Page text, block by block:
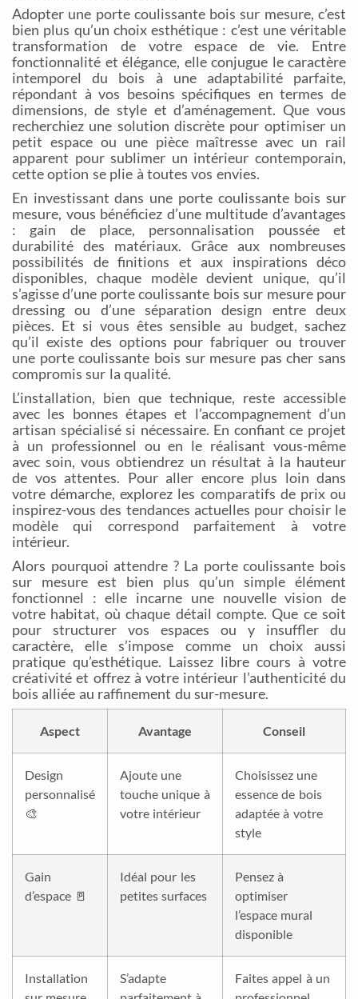
Adopter une porte coulissante bois sur mesure, c’est
bien plus qu’un choix esthétique : c’est une véritable
transformation de votre espace de vie. Entre
fonctionnalité et élégance, elle conjugue le caractère
intemporel du bois à une adaptabilité parfaite,
répondant à vos besoins spécifiques en termes de
dimensions, de style et d’aménagement. Que vous
recherchiez une solution discrète pour optimiser un
petit espace ou une pièce maîtresse avec un rail
apparent pour sublimer un intérieur contemporain,
cette option se plie à toutes vos envies.
En investissant dans une porte coulissante bois sur
mesure, vous bénéficiez d’une multitude d’avantages
: gain de place, personnalisation poussée et
durabilité des matériaux. Grâce aux nombreuses
possibilités de finitions et aux inspirations déco
disponibles, chaque modèle devient unique, qu’il
s’agisse d’une porte coulissante bois sur mesure pour
dressing ou d’une séparation design entre deux
pièces. Et si vous êtes sensible au budget, sachez
qu’il existe des options pour fabriquer ou trouver
une porte coulissante bois sur mesure pas cher sans
compromis sur la qualité.
L’installation, bien que technique, reste accessible
avec les bonnes étapes et l’accompagnement d’un
artisan spécialisé si nécessaire. En confiant ce projet
à un professionnel ou en le réalisant vous-même
avec soin, vous obtiendrez un résultat à la hauteur
de vos attentes. Pour aller encore plus loin dans
votre démarche, explorez les comparatifs de prix ou
inspirez-vous des tendances actuelles pour choisir le
modèle qui correspond parfaitement à votre
intérieur.
Alors pourquoi attendre ? La porte coulissante bois
sur mesure est bien plus qu’un simple élément
fonctionnel : elle incarne une nouvelle vision de
votre habitat, où chaque détail compte. Que ce soit
pour structurer vos espaces ou y insuffler du
caractère, elle s’impose comme un choix aussi
pratique qu’esthétique. Laissez libre cours à votre
créativité et offrez à votre intérieur l’authenticité du
bois alliée au raffinement du sur-mesure.
Aspect Avantage Conseil
Design
personnalisé
🎨
Ajoute une
touche unique à
votre intérieur
Choisissez une
essence de bois
adaptée à votre
style
Gain
d’espace 🚪
Idéal pour les
petites surfaces
Pensez à
optimiser
l’espace mural
disponible
Installation
S’adapte
Faites appel à un